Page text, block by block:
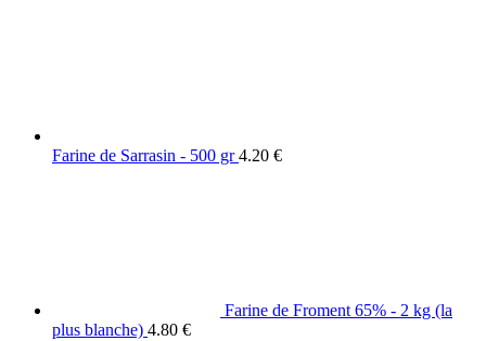
Farine de Sarrasin - 500 gr 4.20 €
Farine de Froment 65% - 2 kg (la
plus blanche) 4.80 €